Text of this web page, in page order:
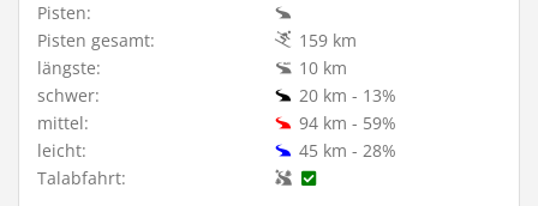
Pisten:
Pisten gesamt:
159 km
längste:
10 km
schwer:
20 km - 13%
mittel:
94 km - 59%
leicht:
45 km - 28%
Talabfahrt: